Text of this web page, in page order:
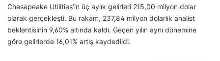
Chesapeake Utilities’in üç aylık gelirleri 215,00 milyon dolar
olarak gerçekleşti. Bu rakam, 237,84 milyon dolarlık analist
beklentisinin 9,60% altında kaldı. Geçen yılın aynı dönemine
göre gelirlerde 16,01% artış kaydedildi.